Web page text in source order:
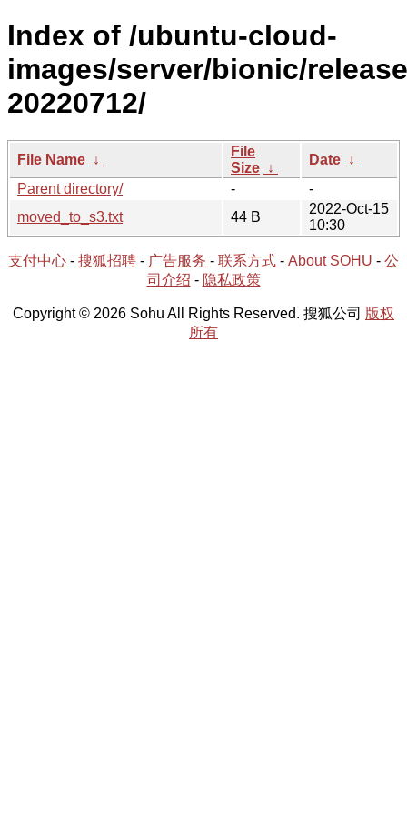
Index of /ubuntu-cloud-
images/server/bionic/
20220712/
File Name ↓
File
Size ↓
Date ↓
Parent directory/
-
-
moved_to_s3.txt
44 B
2022-Oct-15
10:30
支付中心 - 搜狐招聘 - 广告服务 - 联系方式 - About SOHU - 公
司介绍 - 隐私政策
Copyright © 2026 Sohu All Rights Reserved. 搜狐公司 版权
所有